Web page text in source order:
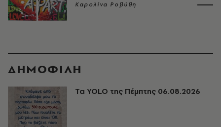
Καρολίνα Ροβύθη
ΔΗΜΟΦΙΛΗ
Τα YOLO της Πέμπτης 06.08.2026